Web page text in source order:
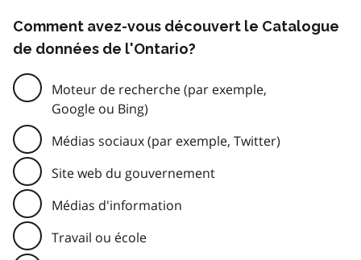
Comment avez-vous découvert le Catalogue
de données de l'Ontario?
Moteur de recherche (par exemple,
Google ou Bing)
Médias sociaux (par exemple, Twitter)
Site web du gouvernement
Médias d'information
Travail ou école